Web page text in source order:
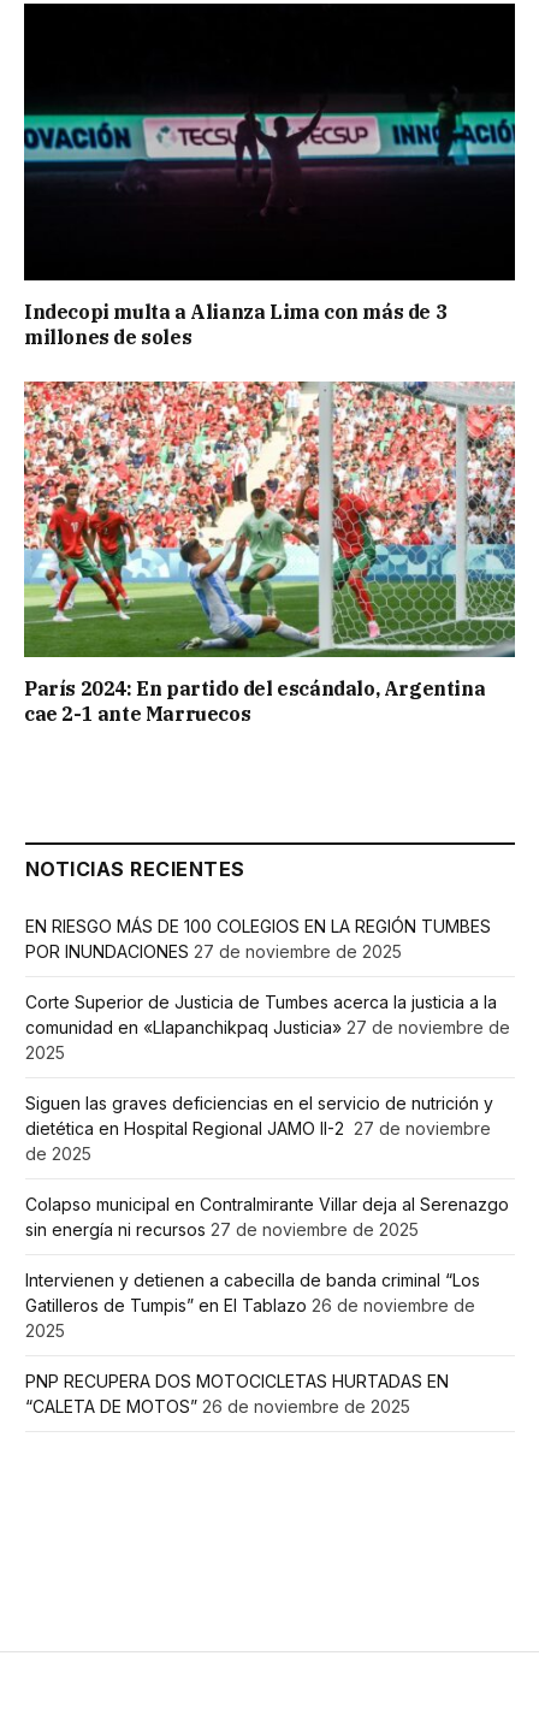
Indecopi multa a Alianza Lima con más de 3
millones de soles
París 2024: En partido del escándalo, Argentina
cae 2-1 ante Marruecos
NOTICIAS RECIENTES
EN RIESGO MÁS DE 100 COLEGIOS EN LA REGIÓN TUMBES
POR INUNDACIONES 27 de noviembre de 2025
Corte Superior de Justicia de Tumbes acerca la justicia a la
comunidad en «Llapanchikpaq Justicia» 27 de noviembre de
2025
Siguen las graves deficiencias en el servicio de nutrición y
dietética en Hospital Regional JAMO II-2 27 de noviembre
de 2025
Colapso municipal en Contralmirante Villar deja al Serenazgo
sin energía ni recursos 27 de noviembre de 2025
Intervienen y detienen a cabecilla de banda criminal “Los
Gatilleros de Tumpis” en El Tablazo 26 de noviembre de
2025
PNP RECUPERA DOS MOTOCICLETAS HURTADAS EN
“CALETA DE MOTOS” 26 de noviembre de 2025